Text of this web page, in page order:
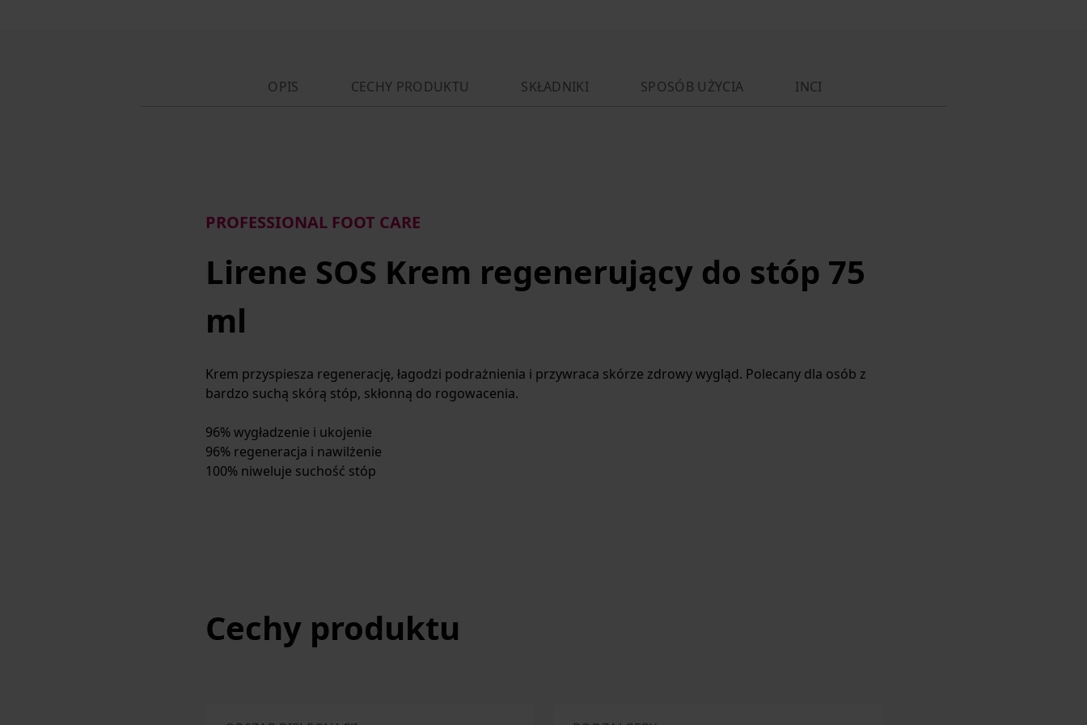
OPIS CECHY PRODUKTU SKŁADNIKI SPOSÓB UŻYCIA INCI
PROFESSIONAL FOOT CARE
Lirene SOS Krem regenerujący do stóp 75
ml
Krem przyspiesza regenerację, łagodzi podrażnienia i przywraca skórze zdrowy wygląd. Polecany dla osób z
bardzo suchą skórą stóp, skłonną do rogowacenia.
96% wygładzenie i ukojenie
96% regeneracja i nawilżenie
100% niweluje suchość stóp
Cechy produktu